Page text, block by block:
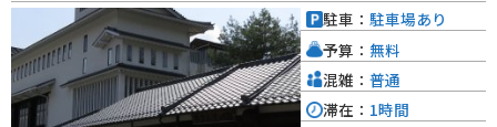
駐車： 駐車場あり
予算： 無料
混雑： 普通
滞在： 1時間